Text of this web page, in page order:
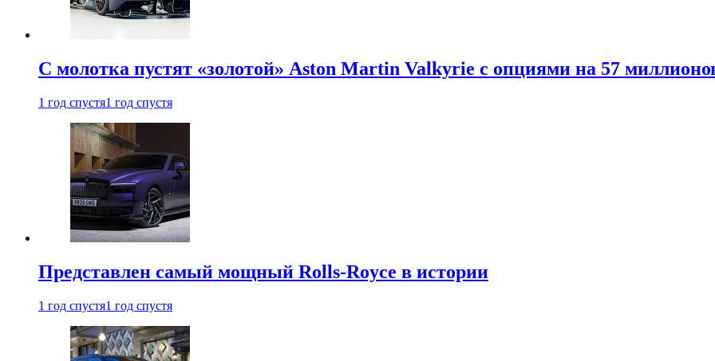
С молотка пустят «золотой» Aston Martin Valkyrie с опциями на 57
1 год спустя1 год спустя
Представлен самый мощный Rolls-Royce в истории
1 год спустя1 год спустя